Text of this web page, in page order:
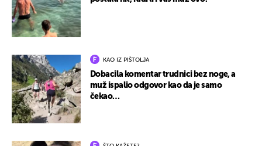
KAO IZ PIŠTOLJA
Dobacila komentar trudnici bez noge, a
muž ispalio odgovor kao da je samo
čekao…